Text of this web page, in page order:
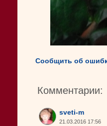
Сообщить об
Комментарии:
sveti-m
21.03.2016 17:56